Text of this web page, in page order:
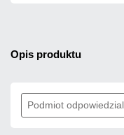
opis produktu
Podmiot